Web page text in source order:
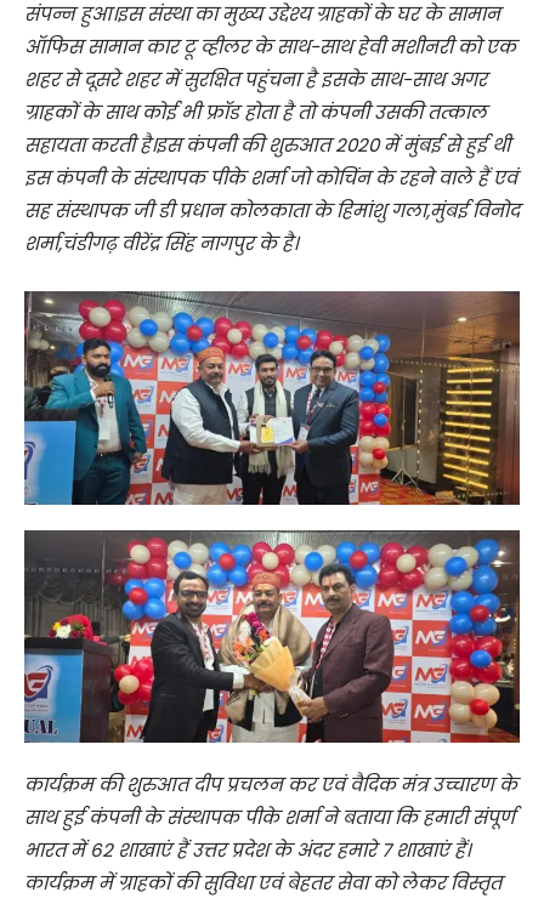
संपन्न हुआ।इस संस्था का मुख्य उद्देश्य ग्राहकों के घर के सामान
ऑफिस सामान कार टू व्हीलर के साथ-साथ हेवी मशीनरी को एक
शहर से दूसरे शहर में सुरक्षित पहुंचना है इसके साथ-साथ अगर
ग्राहकों के साथ कोई भी फ्रॉड होता है तो कंपनी उसकी तत्काल
सहायता करती है।इस कंपनी की शुरुआत 2020 में मुंबई से हुई थी
इस कंपनी के संस्थापक पीके शर्मा जो कोचिंन के रहने वाले हैं एवं
सह संस्थापक जी डी प्रधान कोलकाता के हिमांशु गला,मुंबई विनोद
शर्मा,चंडीगढ़ वीरेंद्र सिंह नागपुर के है।
कार्यक्रम की शुरुआत दीप प्रचलन कर एवं वैदिक मंत्र उच्चारण के
साथ हुई कंपनी के संस्थापक पीके शर्मा ने बताया कि हमारी संपूर्ण
भारत में 62 शाखाएं हैं उत्तर प्रदेश के अंदर हमारे 7 शाखाएं हैं।
कार्यक्रम में ग्राहकों की सुविधा एवं बेहतर सेवा को लेकर विस्तृत